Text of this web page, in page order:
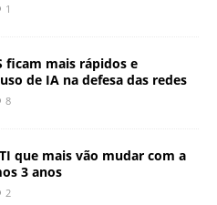
1
ficam mais rápidos e
de IA na defesa das redes
8
que mais vão mudar com a
3 anos
2